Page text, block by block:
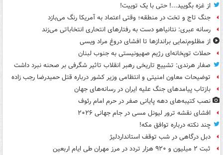
از غزه بگویید...! حتی با یک توییت!
جنگ تاج و تخت در منطقه؛ وقتی اعتماد به آمریکا رنگ می‌بازد
رسانه عبری: نتانیاهو دست به رفتارهای انتحاری انتخاباتی می‌زند
از مظلوم‌نمایی براندازها تا افشای دروغ مراد ویسی
حملات توپخانه‌ای رژیم صهیونیستی به جنوب لبنان
صفار هرندی: تشییع تاریخی رهبر انقلاب تاثیر شگرفی بر صحنه نبرد داشت
توضیحات معاون امنیتی و انتظامی وزیر کشور درباره قتل حمیدرضا رجب زاده
بازتاب پیامدهای جنگ علیه ایران در رسانه‌های جهان
نصب کتیبه‌های دهه پایانی صفر در حرم امام رئوف
افشای نقشه ترور لیونل مسی در جام جهانی ۲۰۲۶
چند نکته درباره توافق مکه!
دبل درگاهی در شب توقف استانداردلیژ
ثبت ۲ میلیون و ۹۲۰ هزار تردد در مرز مهران طی ایام اربعین